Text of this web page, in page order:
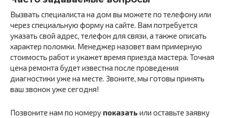
Вызвать специалиста на дом вы можете по телефону или
через специальную форму на сайте. Вам потребуется
указать свой адрес, телефон для связи, а также описать
характер поломки. Менеджер назовет вам примерную
стоимость работ и укажет время приезда мастера. Точная
цена ремонта будет известна после проведения
диагностики уже на месте. Звоните, мы готовы принять
ваш звонок уже сегодня!
Позвоните нам по номеру показать или оставьте заявку